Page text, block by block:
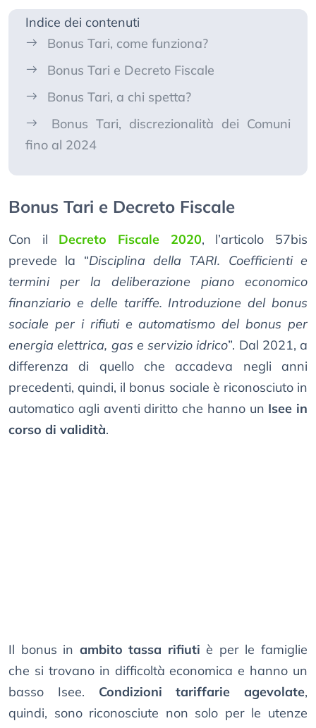
Indice dei contenuti
Bonus Tari, come funziona?
Bonus Tari e Decreto Fiscale
Bonus Tari, a chi spetta?
Bonus Tari, discrezionalità dei Comuni
fino al 2024
Bonus Tari e Decreto Fiscale
Con il Decreto Fiscale 2020, l’articolo 57bis
prevede la “Disciplina della TARI. Coefficienti e
termini per la deliberazione piano economico
finanziario e delle tariffe. Introduzione del bonus
sociale per i rifiuti e automatismo del bonus per
energia elettrica, gas e servizio idrico”. Dal 2021, a
differenza di quello che accadeva negli anni
precedenti, quindi, il bonus sociale è riconosciuto in
automatico agli aventi diritto che hanno un Isee in
corso di validità.
Il bonus in ambito tassa rifiuti è per le famiglie
che si trovano in difficoltà economica e hanno un
basso Isee. Condizioni tariffarie agevolate,
quindi, sono riconosciute non solo per le utenze